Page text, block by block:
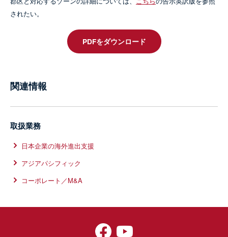
されたい。
PDFをダウンロード
関連情報
取扱業務
日本企業の海外進出支援
アジアパシフィック
コーポレート／M&A